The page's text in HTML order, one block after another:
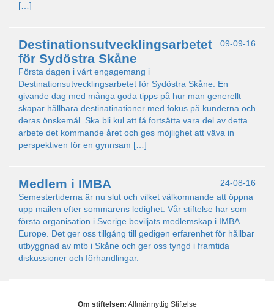
[…]
09-09-16
Destinationsutvecklingsarbetet
för Sydöstra Skåne
Första dagen i vårt engagemang i
Destinationsutvecklingsarbetet för Sydöstra Skåne. En
givande dag med många goda tipps på hur man generellt
skapar hållbara destinatinationer med fokus på kunderna och
deras önskemål. Ska bli kul att få fortsätta vara del av detta
arbete det kommande året och ges möjlighet att väva in
perspektiven för en gynnsam […]
24-08-16
Medlem i IMBA
Semestertiderna är nu slut och vilket välkomnande att öppna
upp mailen efter sommarens ledighet. Vår stiftelse har som
första organisation i Sverige beviljats medlemskap i IMBA –
Europe. Det ger oss tillgång till gedigen erfarenhet för hållbar
utbyggnad av mtb i Skåne och ger oss tyngd i framtida
diskussioner och förhandlingar.
Om stiftelsen: Allmännyttig Stiftelse